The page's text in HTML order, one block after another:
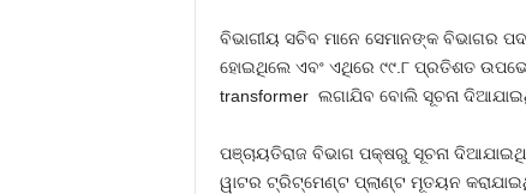
ବିଭାଗୀୟ ସଚିବ ମାନେ ସେମାନଙ୍କ ବିଭାଗର
ହୋଇଥିଲେ ଏବଂ ଏଥିରେ ୯୯.୮ ପ୍ରତିଶତ
transformer ଲଗାଯିବ ବୋଲି ସୂଚନା
ପଞ୍ଚାୟତିରାଜ ବିଭାଗ ପକ୍ଷରୁ ସୂଚନା
ୱାଟର ଟ୍ରିଟ୍‌ମେଣ୍ଟ ପ୍ଲାଣ୍ଟ ମୂତୟନ